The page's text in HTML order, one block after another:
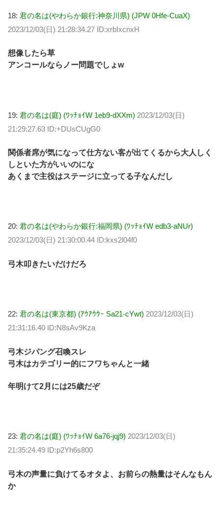
18: 君の名は(やわらか銀行:神奈川県) (JPW 0Hfe-CuaX)
2023/12/03(日) 21:28:34.27 ID:xrbIxcnxH
想像したら草
アンコールならノー問題でしょw
19: 君の名は(庭) (ﾜｯﾁｮｲW 1eb9-dXXm) 2023/12/03(日)
21:29:27.63 ID:+DUsCUgG0
関係者席が気になって仕方ない客が出てくるから大人しく
しといた方がいいのにな
あくまで主役はステージに立ってる子なんだし
20: 君の名は(やわらか銀行:福岡県) (ﾜｯﾁｮｲW edb3-aNUr)
2023/12/03(日) 21:30:00.44 ID:kxs2l04f0
弓木叩きたいだけだろ
22: 君の名は(東京都) (ｱｳｱｳｳｰ Sa21-cYwt) 2023/12/03(日)
21:31:16.40 ID:N8sAv9Kza
弓木ジパング召喚スレ
弓木はカテゴリー的にフワちゃんと一緒
年明けて2月には25歳だぞ
23: 君の名は(庭) (ﾜｯﾁｮｲW 6a76-jqj9) 2023/12/03(日)
21:35:24.49 ID:p2Yh6s800
弓木の声量に負けてるオタよ、お前らの熱量はそんなもん
か